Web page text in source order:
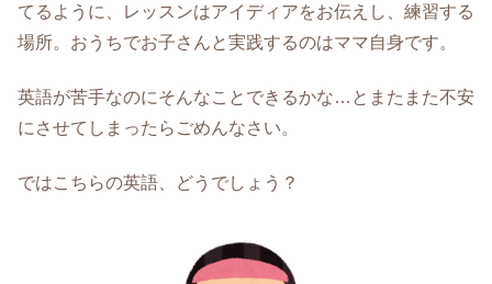
てるように、レッスンはアイディアをお伝えし、練習する
場所。おうちでお子さんと実践するのはママ自身です。
英語が苦手なのにそんなことできるかな…とまたまた不安
にさせてしまったらごめんなさい。
ではこちらの英語、どうでしょう？